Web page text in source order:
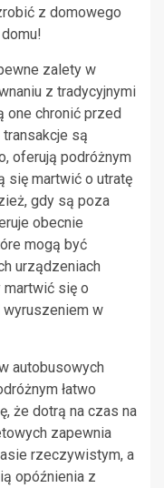
z domowego
zalety w
z tradycyjnymi
one chronić przed
są
oferują podróżnym
się martwić o utratę
gdy są poza
obecnie
mogą być
urządzeniach
się o
w
autobusowych
łatwo
że dotrą na czas na
zapewnia
rzeczywistym, a
opóźnienia z